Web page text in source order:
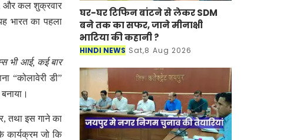
और कल शुक्रवार
भारत का पहला
भी आई, कई बार
“कोलावेरी डी”
तथा इस गाने का
जो कि
घर-घर टिफिन बांटने से लेकर SDM
बने तक का सफर, जाने मीनाक्षी
भाटिया की कहानी ?
HINDI NEWS Sat,8 Aug 2026